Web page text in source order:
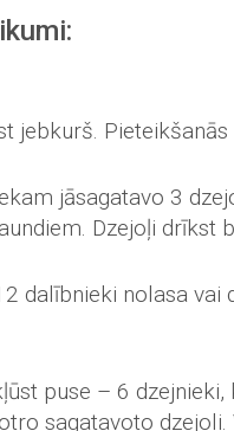
jebkurš.
jāsagatavo 3
Dzejoļi drīkst
dalībnieki nolasa vai
puse – 6
sagatavoto